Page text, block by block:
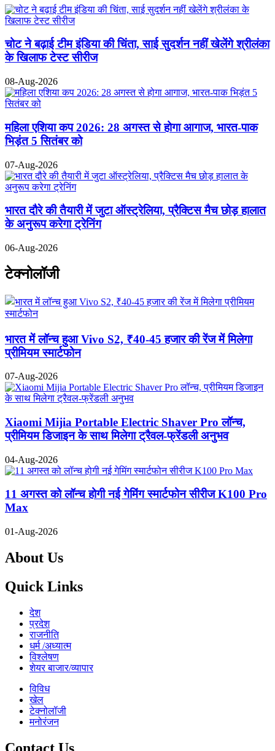
चोट ने बढ़ाई टीम इंडिया की चिंता, साई सुदर्शन नहीं खेलेंगे श्रीलंका
के खिलाफ टेस्ट सीरीज
08-Aug-2026
महिला एशिया कप 2026: 28 अगस्त से होगा आगाज, भारत-पाक
भिड़ंत 5 सितंबर को
07-Aug-2026
भारत दौरे की तैयारी में जुटा ऑस्ट्रेलिया, प्रैक्टिस मैच छोड़ हालात
के अनुरूप करेगा ट्रेनिंग
06-Aug-2026
टेक्नोलॉजी
भारत में लॉन्च हुआ Vivo S2, ₹40-45 हजार की रेंज में मिलेगा
प्रीमियम स्मार्टफोन
07-Aug-2026
Xiaomi Mijia Portable Electric Shaver Pro लॉन्च,
प्रीमियम डिजाइन के साथ मिलेगा ट्रैवल-फ्रेंडली अनुभव
04-Aug-2026
11 अगस्त को लॉन्च होगी नई गेमिंग स्मार्टफोन सीरीज K100 Pro
Max
01-Aug-2026
About Us
Quick Links
देश
प्रदेश
राजनीति
धर्म /अध्यात्म
विश्लेषण
शेयर बाजार/व्यापार
विविध
खेल
टेक्नोलॉजी
मनोरंजन
Contact Us